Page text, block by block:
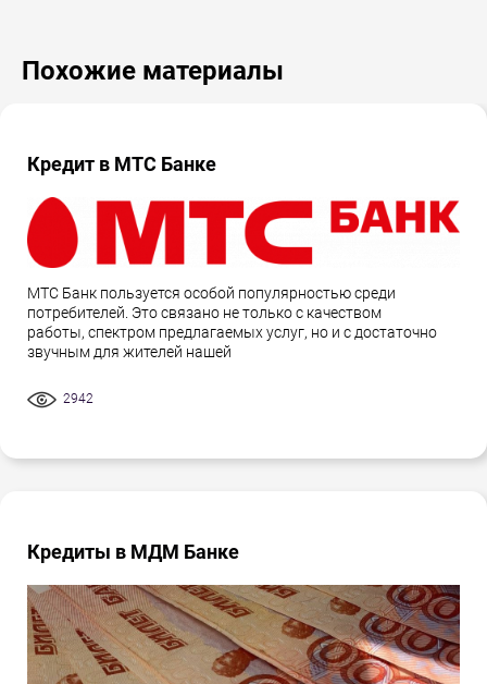
Похожие материалы
Кредит в МТС Банке
МТС Банк пользуется особой популярностью среди
потребителей. Это связано не только с качеством
работы, спектром предлагаемых услуг, но и с достаточно
звучным для жителей нашей
2942
Кредиты в МДМ Банке